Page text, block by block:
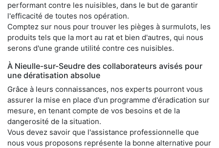
performant contre les nuisibles, dans le but de garantir
l'efficacité de toutes nos opération.
Comptez sur nous pour trouver les pièges à surmulots, les
produits tels que la mort au rat et bien d'autres, qui nous
serons d'une grande utilité contre ces nuisibles.
À Nieulle-sur-Seudre des collaborateurs avisés pour
une dératisation absolue
Grâce à leurs connaissances, nos experts pourront vous
assurer la mise en place d'un programme d'éradication sur
mesure, en tenant compte de vos besoins et de la
dangerosité de la situation.
Vous devez savoir que l'assistance professionnelle que
nous vous proposons représente la bonne alternative pour